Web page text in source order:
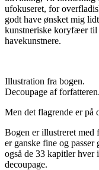
ufokuseret, for
godt have ønsket mig
kunstneriske koryfæer til
havekunstnere.
Illustration fra bogen.
Decoupage af forfatteren.
Men det flagrende er på
Bogen er illustreret med
er ganske fine og
også de 33 kapitler hver
decoupage.